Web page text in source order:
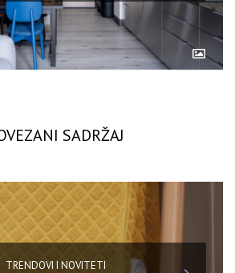
SADRŽAJ
TRENDOVI I NOVITETI